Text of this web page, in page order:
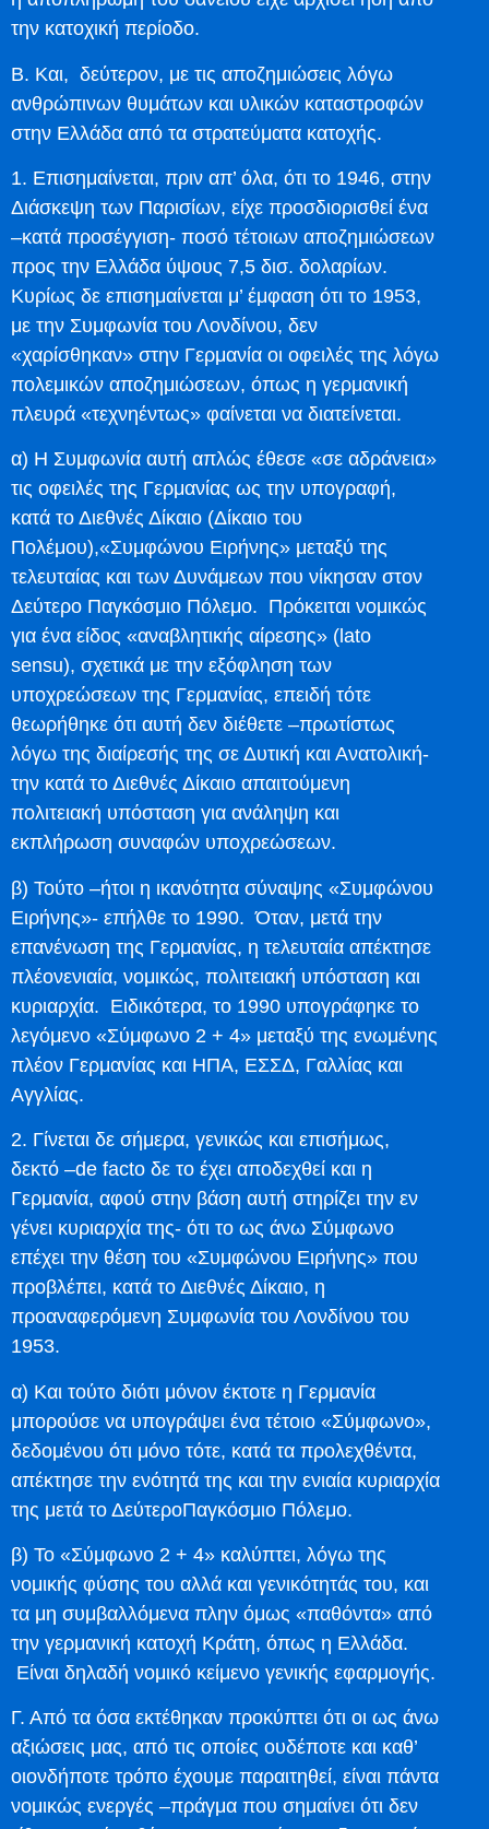
την κατοχική περίοδο.
Β. Και, δεύτερον, με τις αποζημιώσεις λόγω
ανθρώπινων θυμάτων και υλικών καταστροφών
στην Ελλάδα από τα στρατεύματα κατοχής.
1. Επισημαίνεται, πριν απ’ όλα, ότι το 1946, στην
Διάσκεψη των Παρισίων, είχε προσδιορισθεί ένα
–κατά προσέγγιση- ποσό τέτοιων αποζημιώσεων
προς την Ελλάδα ύψους 7,5 δισ. δολαρίων.
Κυρίως δε επισημαίνεται μ’ έμφαση ότι το 1953,
με την Συμφωνία του Λονδίνου, δεν
«χαρίσθηκαν» στην Γερμανία οι οφειλές της λόγω
πολεμικών αποζημιώσεων, όπως η γερμανική
πλευρά «τεχνηέντως» φαίνεται να διατείνεται.
α) Η Συμφωνία αυτή απλώς έθεσε «σε αδράνεια»
τις οφειλές της Γερμανίας ως την υπογραφή,
κατά το Διεθνές Δίκαιο (Δίκαιο του
Πολέμου),«Συμφώνου Ειρήνης» μεταξύ της
τελευταίας και των Δυνάμεων που νίκησαν στον
Δεύτερο Παγκόσμιο Πόλεμο. Πρόκειται νομικώς
για ένα είδος «αναβλητικής αίρεσης» (lato
sensu), σχετικά με την εξόφληση των
υποχρεώσεων της Γερμανίας, επειδή τότε
θεωρήθηκε ότι αυτή δεν διέθετε –πρωτίστως
λόγω της διαίρεσής της σε Δυτική και Ανατολική-
την κατά το Διεθνές Δίκαιο απαιτούμενη
πολιτειακή υπόσταση για ανάληψη και
εκπλήρωση συναφών υποχρεώσεων.
β) Τούτο –ήτοι η ικανότητα σύναψης «Συμφώνου
Ειρήνης»- επήλθε το 1990. Όταν, μετά την
επανένωση της Γερμανίας, η τελευταία απέκτησε
πλέονενιαία, νομικώς, πολιτειακή υπόσταση και
κυριαρχία. Ειδικότερα, το 1990 υπογράφηκε το
λεγόμενο «Σύμφωνο 2 + 4» μεταξύ της ενωμένης
πλέον Γερμανίας και ΗΠΑ, ΕΣΣΔ, Γαλλίας και
Αγγλίας.
2. Γίνεται δε σήμερα, γενικώς και επισήμως,
δεκτό –de facto δε το έχει αποδεχθεί και η
Γερμανία, αφού στην βάση αυτή στηρίζει την εν
γένει κυριαρχία της- ότι το ως άνω Σύμφωνο
επέχει την θέση του «Συμφώνου Ειρήνης» που
προβλέπει, κατά το Διεθνές Δίκαιο, η
προαναφερόμενη Συμφωνία του Λονδίνου του
1953.
α) Και τούτο διότι μόνον έκτοτε η Γερμανία
μπορούσε να υπογράψει ένα τέτοιο «Σύμφωνο»,
δεδομένου ότι μόνο τότε, κατά τα προλεχθέντα,
απέκτησε την ενότητά της και την ενιαία κυριαρχία
της μετά το ΔεύτεροΠαγκόσμιο Πόλεμο.
β) Το «Σύμφωνο 2 + 4» καλύπτει, λόγω της
νομικής φύσης του αλλά και γενικότητάς του, και
τα μη συμβαλλόμενα πλην όμως «παθόντα» από
την γερμανική κατοχή Κράτη, όπως η Ελλάδα.
Είναι δηλαδή νομικό κείμενο γενικής εφαρμογής.
Γ. Από τα όσα εκτέθηκαν προκύπτει ότι οι ως άνω
αξιώσεις μας, από τις οποίες ουδέποτε και καθ’
οιονδήποτε τρόπο έχουμε παραιτηθεί, είναι πάντα
νομικώς ενεργές –πράγμα που σημαίνει ότι δεν